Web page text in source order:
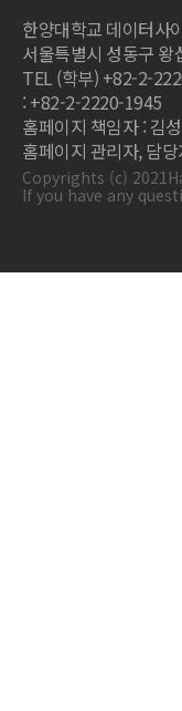
한양대학교 데이터사
서울특별시 성동구
TEL (학부) +82-2-
: +82-2-2220-1945
홈페이지 책임자 : 김
홈페이지 관리자, 담
Copyrights (c)
If you have any